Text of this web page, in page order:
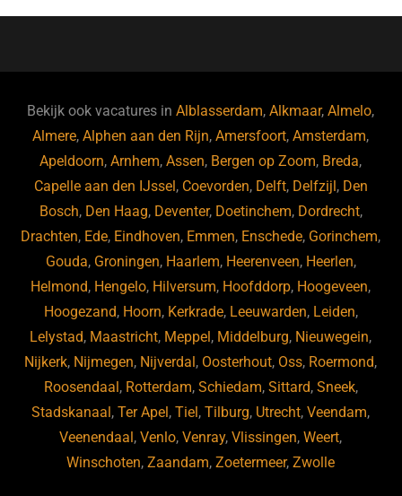
Bekijk ook vacatures inAlblasserdam,Alkmaar,Almelo,
Almere,Alphen aan den Rijn,Amersfoort,Amsterdam,
Apeldoorn,Arnhem,Assen, Bergen op Zoom, Breda,
Capelle aan den IJssel , Coevorden, Delft, Delfzijl , Den
Bosch, Den Haag, Deventer, Doetinchem, Dordrecht,
Drachten, Ede, Eindhoven, Emmen, Enschede, Gorinchem,
Gouda, Groningen, Haarlem, Heerenveen, Heerlen,
Helmond, Hengelo, Hilversum, Hoofddorp, Hoogeveen,
Hoogezand, Hoorn, Kerkrade, Leeuwarden, Leiden,
Lelystad, Maastricht, Meppel , Middelburg, Nieuwegein,
Nijkerk, Nijmegen, Nijverdal , Oosterhout, Oss, Roermond,
Roosendaal , Rotterdam, Schiedam, Sittard, Sneek,
Stadskanaal ,Ter Apel ,Tiel ,Tilburg, Utrecht,Veendam,
Veenendaal ,Venlo,Venray,Vlissingen,Weert,
Winschoten,Zaandam,Zoetermeer,Zwolle